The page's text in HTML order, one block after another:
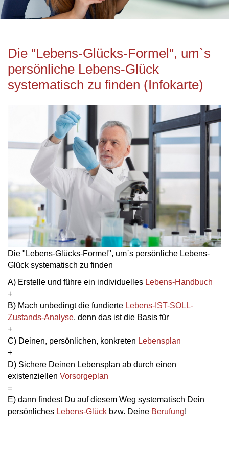
Die "Lebens-Glücks-Formel", um`s
persönliche Lebens-Glück
systematisch zu finden (Infokarte)
Die "Lebens-Glücks-Formel", um`s persönliche Lebens-
Glück systematisch zu finden
A) Erstelle und führe ein individuelles Lebens-Handbuch
+
B) Mach unbedingt die fundierte Lebens-IST-SOLL-
Zustands-Analyse, denn das ist die Basis für
+
C) Deinen, persönlichen, konkreten Lebensplan
+
D) Sichere Deinen Lebensplan ab durch einen
existenziellen Vorsorgeplan
=
E) dann findest Du auf diesem Weg systematisch Dein
persönliches Lebens-Glück bzw. Deine Berufung!